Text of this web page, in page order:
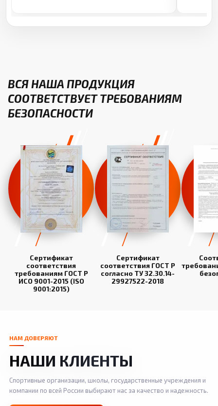
ВСЯ НАША ПРОДУКЦИЯ
СООТВЕТСТВУЕТ ТРЕБОВАНИЯМ
БЕЗОПАСНОСТИ
Сертификат
соответствия
требованиям ГОСТ Р
ИСО 9001-2015 (ISO
9001:2015)
Сертификат
соответствия ГОСТ Р
согласно ТУ 32.30.14-
29927522-2018
НАМ ДОВЕРЯЮТ
НАШИ КЛИЕНТЫ
Спортивные организации, школы, государственные учреждения и
компании по всей России выбирают нас за качество и надежность.